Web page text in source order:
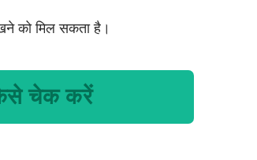
को मिल सकता है।
चेक करें